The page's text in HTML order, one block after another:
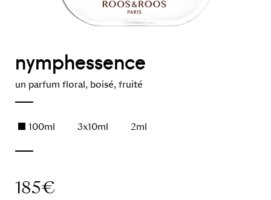
nymphessence
un parfum floral, boisé, fruité
100ml 3x10ml 2ml
185€